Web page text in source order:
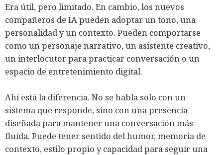
Era útil, pero limitado. En cambio, los nuevos
compañeros de IA pueden adoptar un tono, una
personalidad y un contexto. Pueden comportarse
como un personaje narrativo, un asistente creativo,
un interlocutor para practicar conversación o un
espacio de entretenimiento digital.
Ahí está la diferencia. No se habla solo con un
sistema que responde, sino con una presencia
diseñada para mantener una conversación más
fluida. Puede tener sentido del humor, memoria de
contexto, estilo propio y capacidad para seguir una